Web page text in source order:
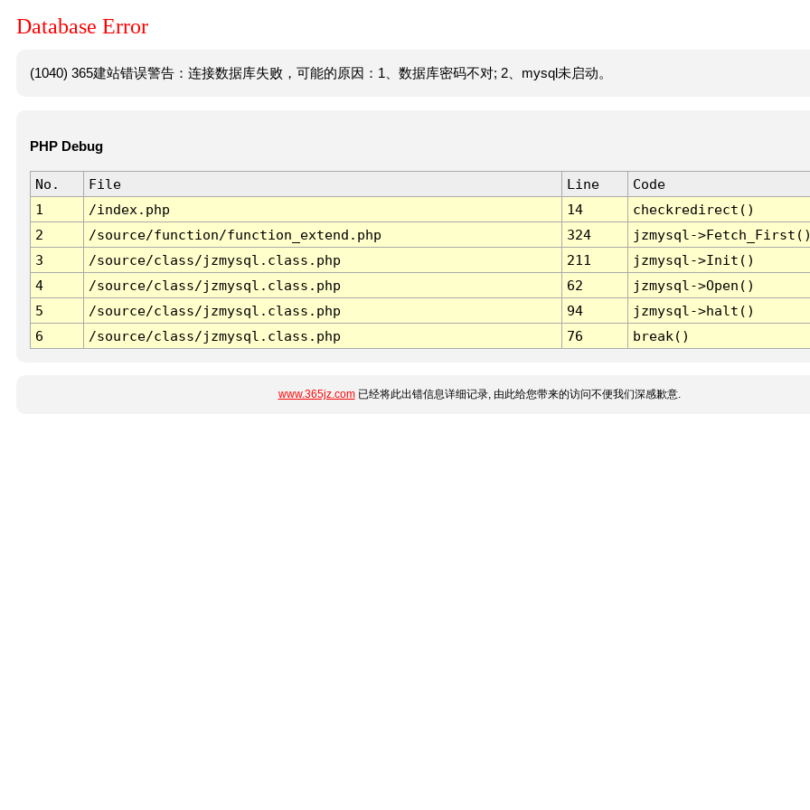
Database Error
(1040) 365建站错误警告：连接数据库失败，可能的原因：1、数据库密码不对; 2、mysql未启动。
PHP Debug
No. File Line
Code
1
/index.php 14
checkredirect()
2
/source/function/function_extend.php 324
jzmysql-
3
/source/class/jzmysql.class.php 211
jzmysql->Init()
4
/source/class/jzmysql.class.php 62
jzmysql->Open()
5
/source/class/jzmysql.class.php 94
jzmysql->halt()
6
/source/class/jzmysql.class.php 76 break()
www.365jz.com已经将此出错信息详细记录, 由此给您带来的访问不便我们深感歉意.